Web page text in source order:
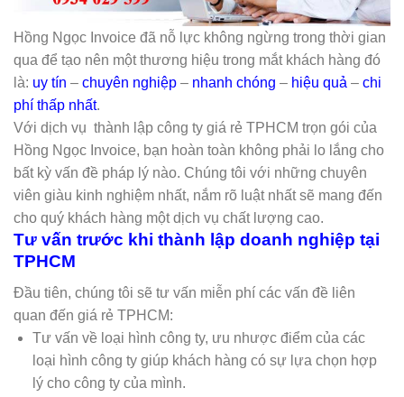
Hồng Ngọc Invoice đã nỗ lực không ngừng trong thời gian
qua để tạo nên một thương hiệu trong mắt khách hàng đó
là: uy tín – chuyên nghiệp – nhanh chóng – hiệu quả – chi
phí thấp nhất.
Với dịch vụ thành lập công ty giá rẻ TPHCM trọn gói của
Hồng Ngọc Invoice, bạn hoàn toàn không phải lo lắng cho
bất kỳ vấn đề pháp lý nào. Chúng tôi với những chuyên
viên giàu kinh nghiệm nhất, nắm rõ luật nhất sẽ mang đến
cho quý khách hàng một dịch vụ chất lượng cao.
Tư vấn trước khi thành lập doanh nghiệp tại
TPHCM
Đầu tiên, chúng tôi sẽ tư vấn miễn phí các vấn đề liên
quan đến giá rẻ TPHCM:
Tư vấn về loại hình công ty, ưu nhược điểm của các
loại hình công ty giúp khách hàng có sự lựa chọn hợp
lý cho công ty của mình.